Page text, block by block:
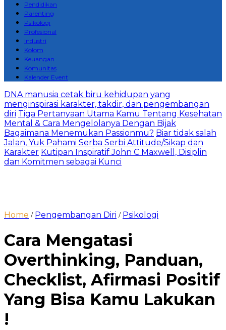
Pendidikan
Parenting
Psikologi
Profesional
Industri
Kolom
Keuangan
Komunitas
Kalender Event
DNA manusia cetak biru kehidupan yang
menginspirasi karakter, takdir, dan pengembangan
diri Tiga Pertanyaan Utama Kamu Tentang Kesehatan
Mental & Cara Mengelolanya Dengan Bijak
Bagaimana Menemukan Passionmu? Biar tidak salah
Jalan, Yuk Pahami Serba Serbi Attitude/Sikap dan
Karakter Kutipan Inspiratif John C Maxwell, Disiplin
dan Komitmen sebagai Kunci
Home / Pengembangan Diri / Psikologi
Cara Mengatasi
Overthinking, Panduan,
Checklist, Afirmasi Positif
Yang Bisa Kamu Lakukan
!